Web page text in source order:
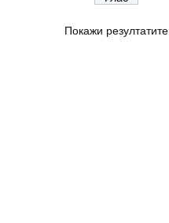
Покажи резултатите